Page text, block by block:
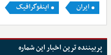
ایران اینفوگرافیک
پربیننده ترین اخبار این شماره